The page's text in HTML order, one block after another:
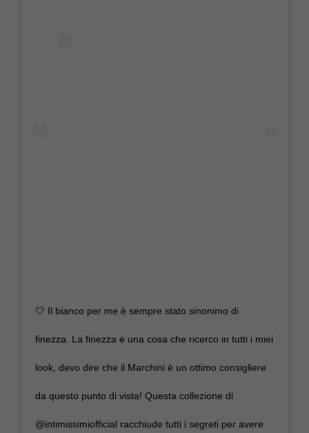
🤍 Il bianco per me è sempre stato sinonimo di
finezza. La finezza è una cosa che ricerco in tutti i miei
look, devo dire che il Marchini è un ottimo consigliere
da questo punto di vista! Questa collezione di
@intimissimiofficial racchiude tutti i segreti per avere